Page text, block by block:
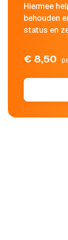
Hiermee
behouden
status en
€ 8,50